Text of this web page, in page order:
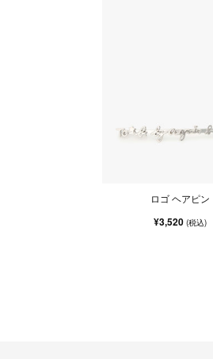
ロゴ ヘアピン
¥3,520 (税込)